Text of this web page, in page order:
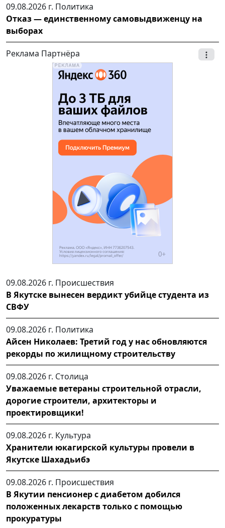
09.08.2026 г. Политика
Отказ — единственному самовыдвиженцу на
выборах
Реклама Партнёра
09.08.2026 г. Происшествия
В Якутске вынесен вердикт убийце студента из
СВФУ
09.08.2026 г. Политика
Айсен Николаев: Третий год у нас обновляются
рекорды по жилищному строительству
09.08.2026 г. Столица
Уважаемые ветераны строительной отрасли,
дорогие строители, архитекторы и
проектировщики!
09.08.2026 г. Культура
Хранители юкагирской культуры провели в
Якутске Шахадьибэ
09.08.2026 г. Происшествия
В Якутии пенсионер с диабетом добился
положенных лекарств только с помощью
прокуратуры